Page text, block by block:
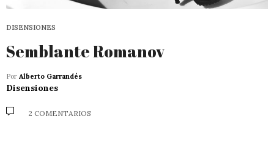
DISENSIONES
Semblante Romanov
Por Alberto Garrandés
Disensiones
2 COMENTARIOS